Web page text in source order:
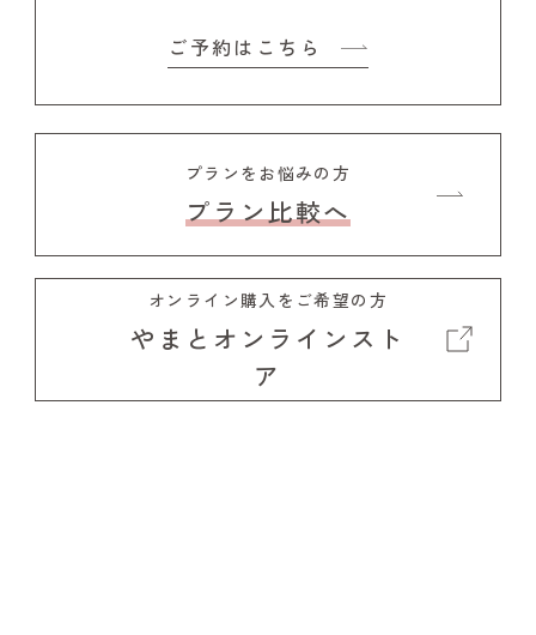
ご予約はこちら
プランをお悩みの方
プラン比較へ
オンライン購入をご希望の方
やまとオンラインスト
ア